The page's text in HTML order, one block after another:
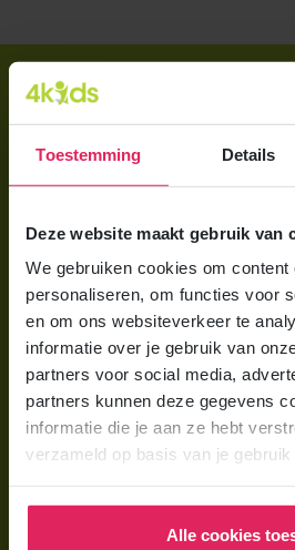
Toestemming Details
Deze website maakt gebruik van
We gebruiken cookies om content
personaliseren, om functies voor
en om ons websiteverkeer te
informatie over je gebruik van
partners voor social media,
partners kunnen deze gegevens
informatie die je aan ze hebt
verzameld op basis van je gebruik
Alle cookies
Direct regelen
Aanmelden bij 4Kids
Brochure aanvragen
Voor ouders
Wat is gastouderopvang?
Wat kost een gastouder?
Hoe vind ik een gastouder?
Voor gastouders
Hoe vind ik gastkinderen?